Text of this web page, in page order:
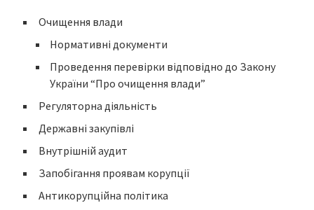
Очищення влади
Нормативні документи
Проведення перевірки відповідно до Закону
України “Про очищення влади”
Регуляторна діяльність
Державні закупівлі
Внутрішній аудит
Запобігання проявам корупції
Антикорупційна політика